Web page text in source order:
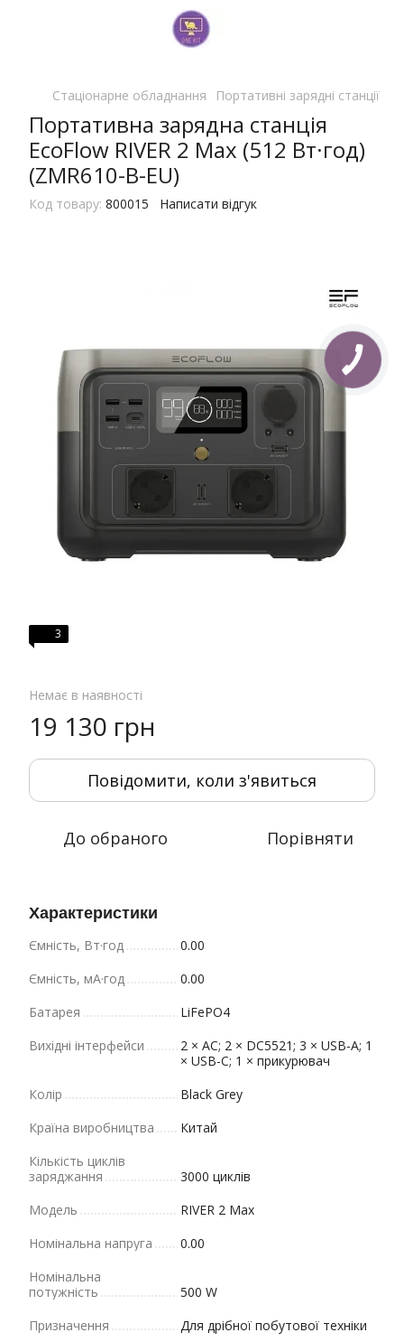
Стаціонарне обладнання Портативні зарядні станції
Портативна зарядна станція
EcoFlow RIVER 2 Max (512 Вт·год)
(ZMR610-B-EU)
Код товару: 800015 Написати відгук
3
Немає в наявності
19 130 грн
Повідомити, коли з'явиться
До обраного Порівняти
Характеристики
Ємність, Вт·год
0.00
Ємність, мА·год
0.00
Батарея
LiFePO4
Вихідні інтерфейси
2 × AC; 2 × DC5521; 3 × USB-A; 1
× USB-C; 1 × прикурювач
Колір
Black Grey
Країна виробництва
Китай
Кількість циклів
заряджання
3000 циклів
Модель
RIVER 2 Max
Номінальна напруга
0.00
Номінальна
потужність
500 W
Призначення
Для дрібної побутової техніки